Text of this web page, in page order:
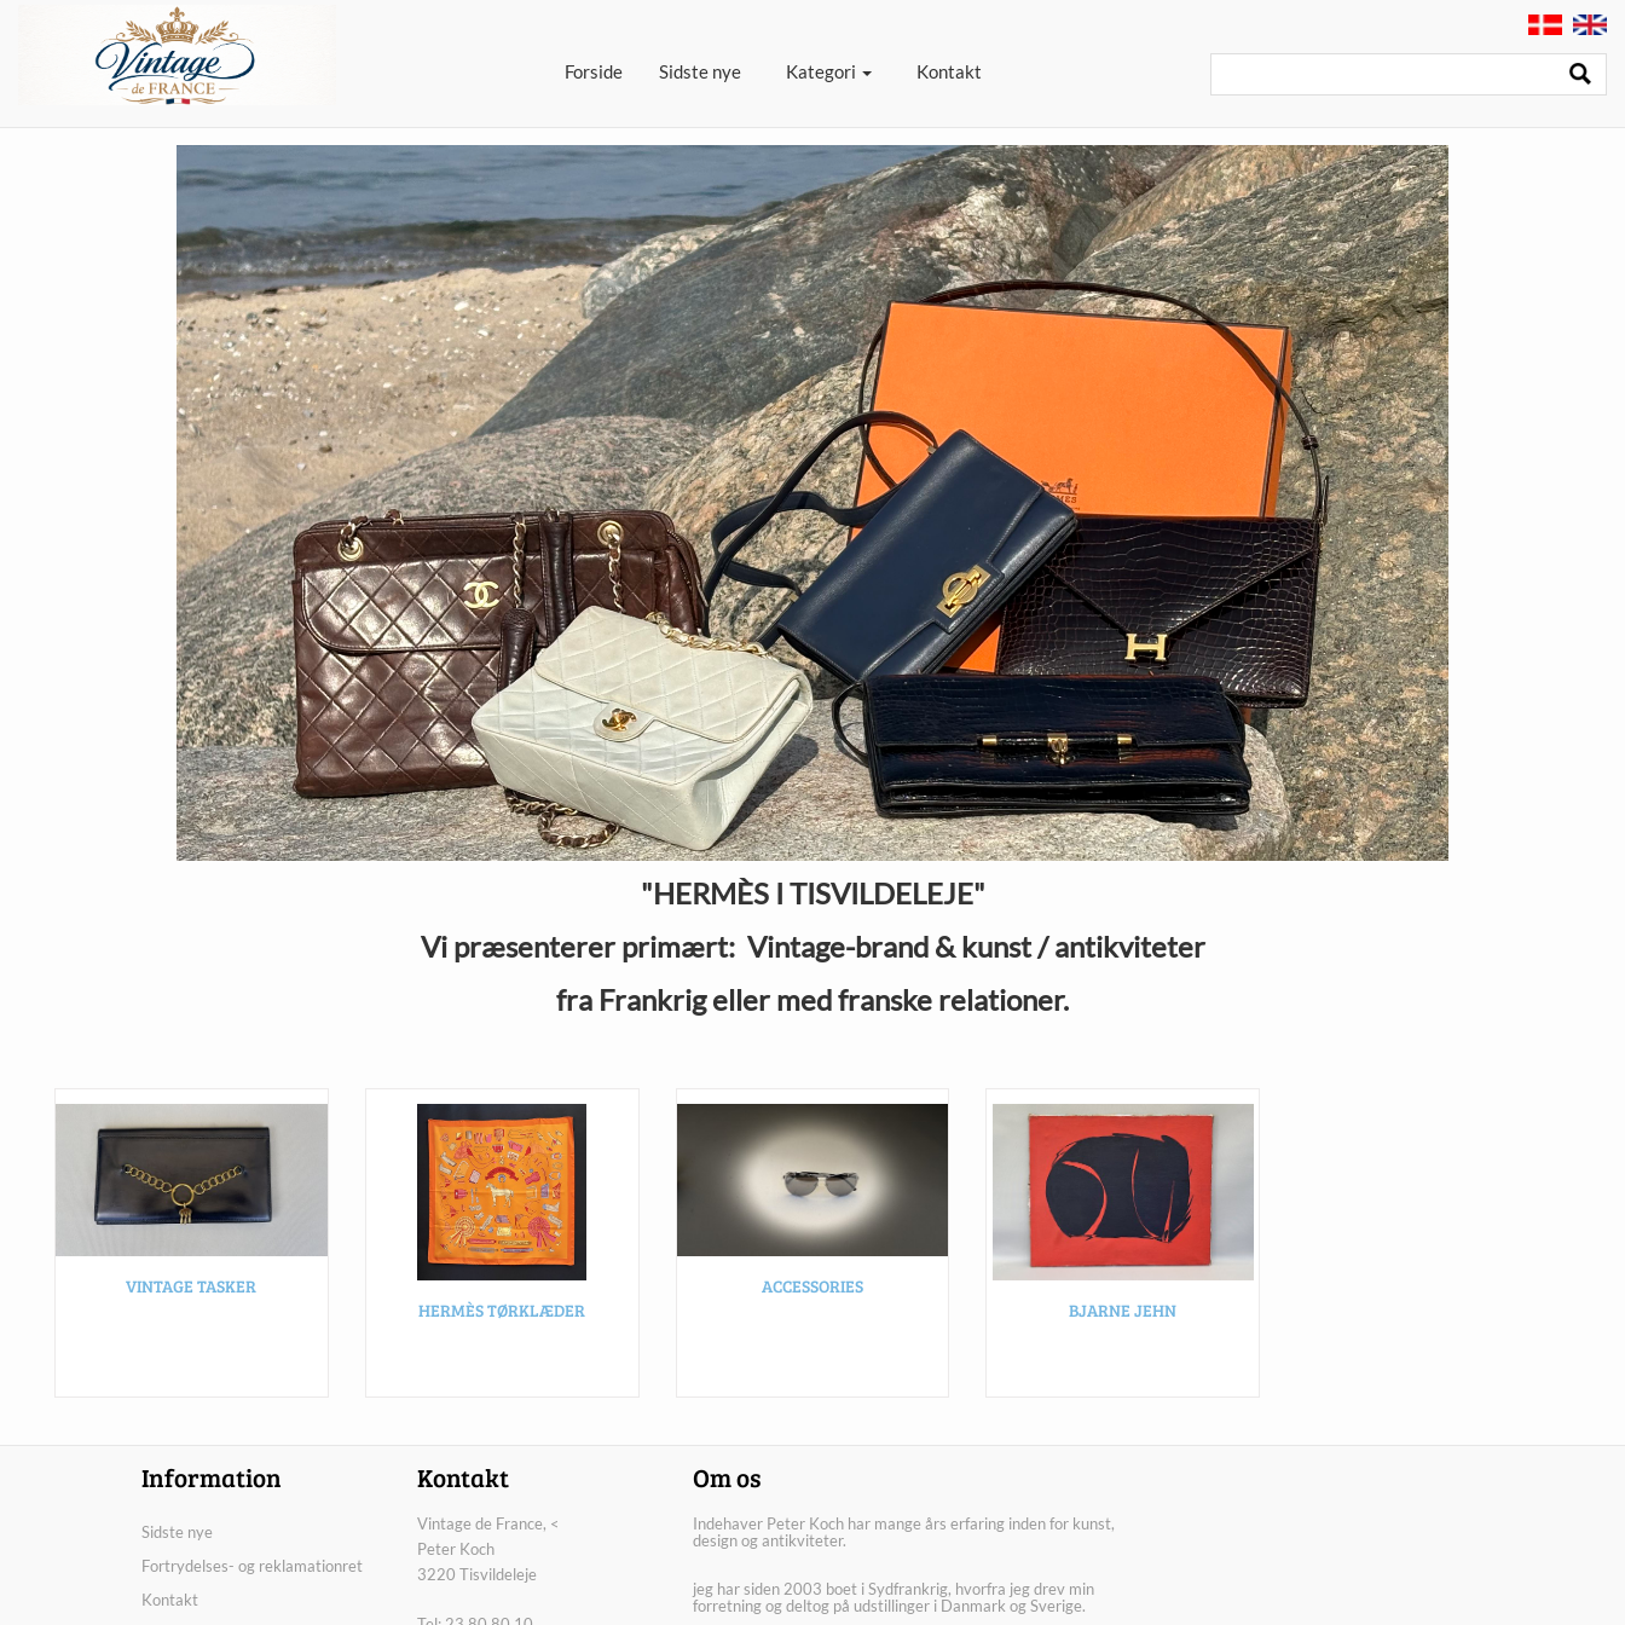
Forside(current)Sidste nye Kategori Kontakt
"HERMÈS I TISVILDELEJE"
Vi præsenterer primært: Vintage-brand & kunst / antikviteter
fra Frankrig eller med franske relationer.
VINTAGE TASKER
HERMÈS TØRKLÆDER
ACCESSORIES
BJARNE JEHN
Information
Sidste nye
Fortrydelses- og reklamationret
Kontakt
Kontakt
Vintage de France, <
Peter Koch
3220 Tisvildeleje
Om os
Indehaver Peter Koch har mange års erfaring inden for kunst,
design og antikviteter.
jeg har siden 2003 boet i Sydfrankrig, hvorfra jeg drev min
forretning og deltog på udstillinger i Danmark og Sverige.